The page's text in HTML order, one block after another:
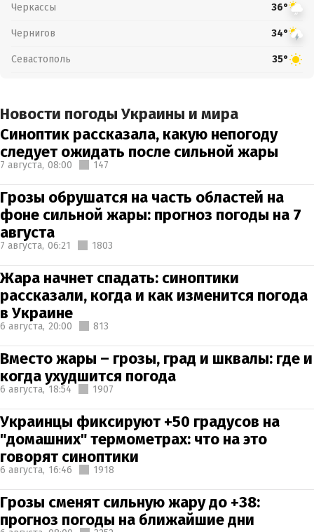
Черкассы 36°
Чернигов 34°
Севастополь 35°
Новости погоды Украины и мира
Синоптик рассказала, какую непогоду
следует ожидать после сильной жары
7 августа, 08:00 147
Грозы обрушатся на часть областей на
фоне сильной жары: прогноз погоды на 7
августа
7 августа, 06:21 1803
Жара начнет спадать: синоптики
рассказали, когда и как изменится погода
в Украине
6 августа, 20:00 813
Вместо жары – грозы, град и шквалы: где и
когда ухудшится погода
6 августа, 18:54 1907
Украинцы фиксируют +50 градусов на
"домашних" термометрах: что на это
говорят синоптики
6 августа, 16:46 1918
Грозы сменят сильную жару до +38:
прогноз погоды на ближайшие дни